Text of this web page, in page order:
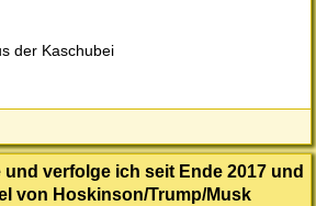
der Kaschubei
verfolge ich seit Ende 2017 und
von Hoskinson/Trump/Musk